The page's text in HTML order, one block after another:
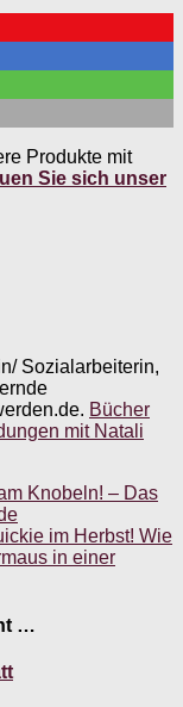
Produkte mit
Sie sich unser
Sozialarbeiterin,
Bücher
mit Natali
Knobeln! – Das
im Herbst! Wie
in einer
…